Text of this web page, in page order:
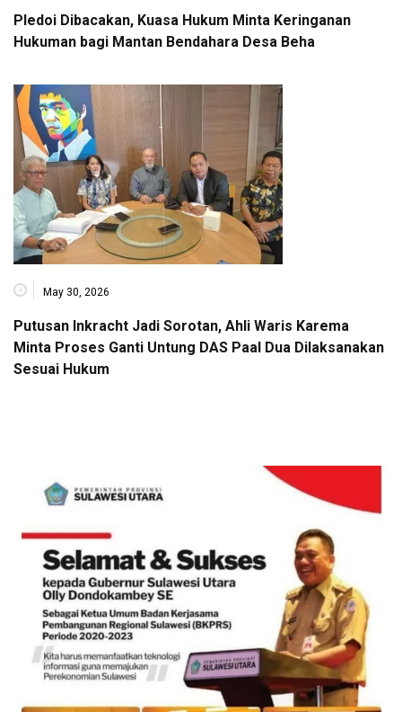
Pledoi Dibacakan, Kuasa Hukum Minta Keringanan
Hukuman bagi Mantan Bendahara Desa Beha
May 30, 2026
Putusan Inkracht Jadi Sorotan, Ahli Waris Karema
Minta Proses Ganti Untung DAS Paal Dua Dilaksanakan
Sesuai Hukum